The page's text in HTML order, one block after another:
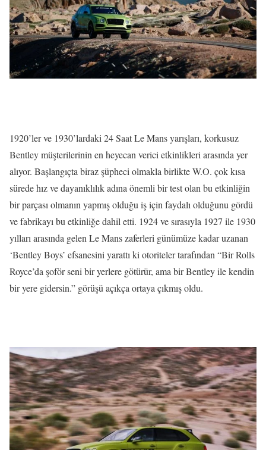
1920’ler ve 1930’lardaki 24 Saat Le Mans yarışları, korkusuz
Bentley müşterilerinin en heyecan verici etkinlikleri arasında yer
alıyor. Başlangıçta biraz şüpheci olmakla birlikte W.O. çok kısa
sürede hız ve dayanıklılık adına önemli bir test olan bu etkinliğin
bir parçası olmanın yapmış olduğu iş için faydalı olduğunu gördü
ve fabrikayı bu etkinliğe dahil etti. 1924 ve sırasıyla 1927 ile 1930
yılları arasında gelen Le Mans zaferleri günümüze kadar uzanan
‘Bentley Boys’ efsanesini yarattı ki otoriteler tarafından “Bir Rolls
Royce’da şoför seni bir yerlere götürür, ama bir Bentley ile kendin
bir yere gidersin.” görüşü açıkça ortaya çıkmış oldu.